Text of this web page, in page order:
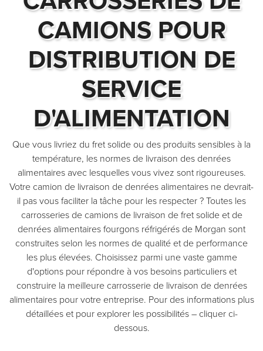
CAMIONS POUR
DISTRIBUTION DE
SERVICE
D'ALIMENTATION
Que vous livriez du fret solide ou des produits sensibles à la
température, les normes de livraison des denrées
alimentaires avec lesquelles vous vivez sont rigoureuses.
Votre camion de livraison de denrées alimentaires ne devrait-
il pas vous faciliter la tâche pour les respecter ? Toutes les
carrosseries de camions de livraison de fret solide et de
denrées alimentaires fourgons réfrigérés de Morgan sont
construites selon les normes de qualité et de performance
les plus élevées. Choisissez parmi une vaste gamme
d'options pour répondre à vos besoins particuliers et
construire la meilleure carrosserie de livraison de denrées
alimentaires pour votre entreprise. Pour des informations plus
détaillées et pour explorer les possibilités – cliquer ci-
dessous.